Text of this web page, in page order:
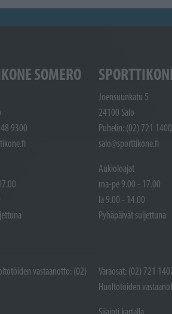
SOMERO
9300
vastaanotto: (02)
Joensuunkatu 5
24100 Salo
Puhelin: (02) 721 1400
salo@sporttikone.fi
Aukioloajat
ma-pe 9.00 - 17.00
la 9.00 - 14.00
Pyhäpäivät suljettuna
Varaosat: (02) 721
Huoltotöiden
Sijainti kartalla